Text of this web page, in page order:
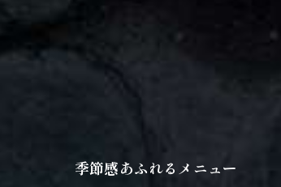
季節感あふれるメニュー